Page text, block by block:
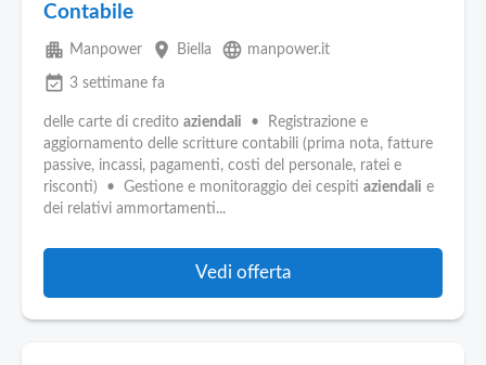
Contabile
apartment Manpower place Biella language manpower.it
event_available 3 settimane fa
delle carte di credito aziendali • Registrazione e
aggiornamento delle scritture contabili (prima nota, fatture
passive, incassi, pagamenti, costi del personale, ratei e
risconti) • Gestione e monitoraggio dei cespiti aziendali e
dei relativi ammortamenti...
Vedi offerta